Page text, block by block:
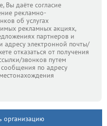
Вы даёте согласие
рекламно-
об услугах
рекламных акциях,
партнеров и
адресу электронной почты/
отказаться от получения
звонков путем
по адресу
организацию